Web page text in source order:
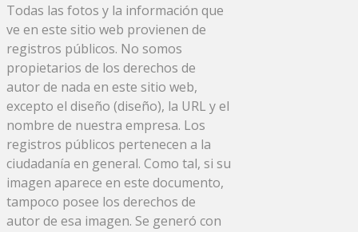
Todas las fotos y la información que
ve en este sitio web provienen de
registros públicos. No somos
propietarios de los derechos de
autor de nada en este sitio web,
excepto el diseño (diseño), la URL y el
nombre de nuestra empresa. Los
registros públicos pertenecen a la
ciudadanía en general. Como tal, si su
imagen aparece en este documento,
tampoco posee los derechos de
autor de esa imagen. Se generó con